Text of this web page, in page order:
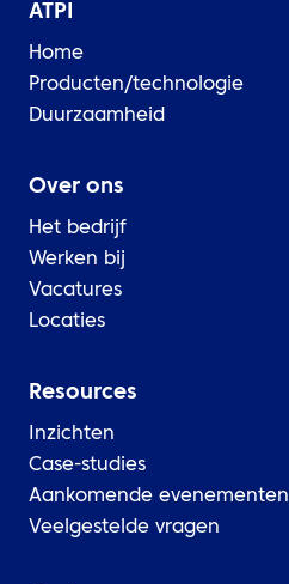
ATPI
Home
Producten/technologie
Duurzaamheid
Over ons
Het bedrijf
Werken bij
Vacatures
Locaties
Resources
Inzichten
Case-studies
Aankomende evenementen
Veelgestelde vragen